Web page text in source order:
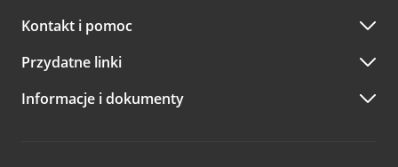
Kontakt i pomoc
Przydatne linki
Informacje i dokumenty